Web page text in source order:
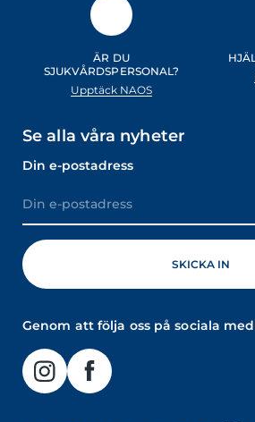
ÄR DU
SJUKVÅRDSPERSONAL?
Upptäck NAOS
Se alla våra nyheter
Din e-postadress
Genom att följa oss på sociala